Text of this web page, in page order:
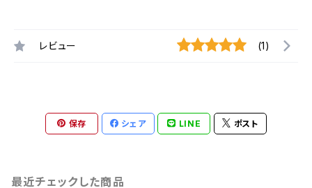
レビュー (1)
保存 シェア LINE ポスト
最近チェックした商品